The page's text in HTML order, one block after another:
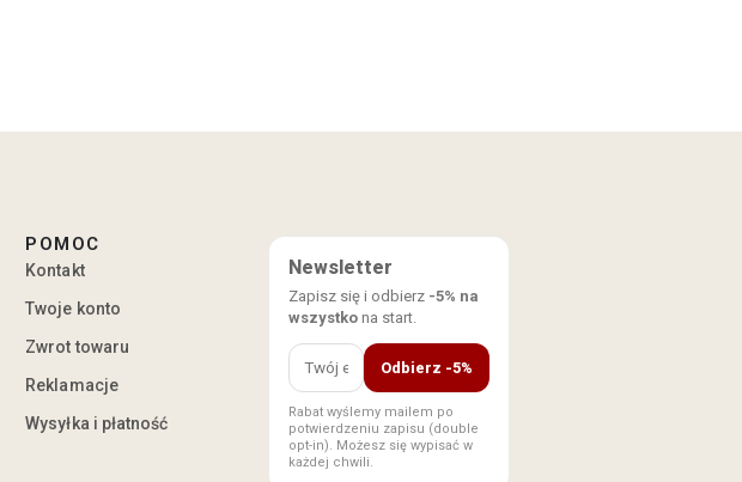
POMOC
Kontakt
Twoje konto
Zwrot towaru
Reklamacje
Wysyłka i płatność
Newsletter
Zapisz się i odbierz -5% na
wszystkona start.
Odbierz -5%
Rabat wyślemy mailem po
potwierdzeniu zapisu (double
opt-in). Możesz się wypisać w
każdej chwili.